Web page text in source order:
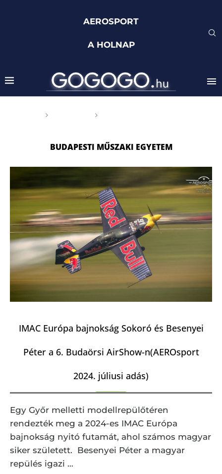
AEROSPORT
A HOLNAP
BUDAPESTI MŰSZAKI EGYETEM
IMAC Európa bajnokság Sokoró és Besenyei
Péter a 6. Budaörsi AirShow-n(AEROsport
2024. júliusi adás)
Egy Győr melletti modellrepülőtéren
rendezték meg a 2024-es IMAC Európa
bajnokság nyitó futamát, ahol számos magyar
siker született. Besenyei Péter a magyar
repülés igazi …